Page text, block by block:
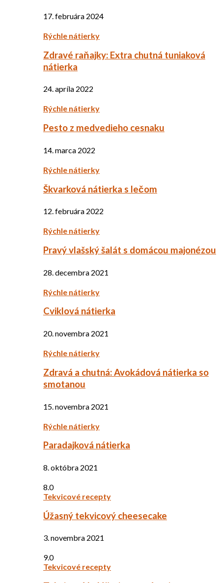
17. februára 2024
Rýchle nátierky
Zdravé raňajky: Extra chutná tuniaková
nátierka
24. apríla 2022
Rýchle nátierky
Pesto z medvedieho cesnaku
14. marca 2022
Rýchle nátierky
Škvarková nátierka s lečom
12. februára 2022
Rýchle nátierky
Pravý vlašský šalát s domácou majonézou
28. decembra 2021
Rýchle nátierky
Cviklová nátierka
20. novembra 2021
Rýchle nátierky
Zdravá a chutná: Avokádová nátierka so
smotanou
15. novembra 2021
Rýchle nátierky
Paradajková nátierka
8. októbra 2021
8.0
Tekvicové recepty
Úžasný tekvicový cheesecake
3. novembra 2021
9.0
Tekvicové recepty